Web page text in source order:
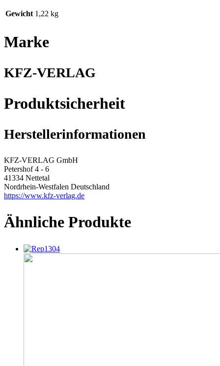
Gewicht 1,22 kg
Marke
KFZ-VERLAG
Produktsicherheit
Herstellerinformationen
KFZ-VERLAG GmbH
Petershof 4 - 6
41334 Nettetal
Nordrhein-Westfalen Deutschland
https://www.kfz-verlag.de
Ähnliche Produkte